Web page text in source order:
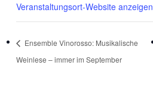
Veranstaltungsort-Website anzeigen
Ensemble Vinorosso: Musikalische
Weinlese ­– immer im September